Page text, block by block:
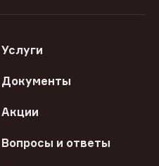
Услуги
Документы
Акции
Вопросы и ответы